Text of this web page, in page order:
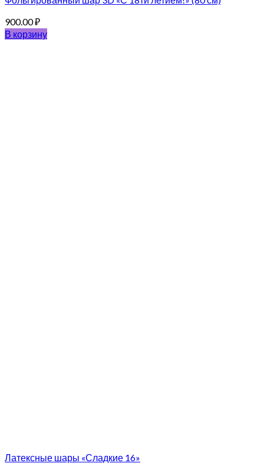
900.00₽
В корзину
Латексные шары «Сладкие 16»